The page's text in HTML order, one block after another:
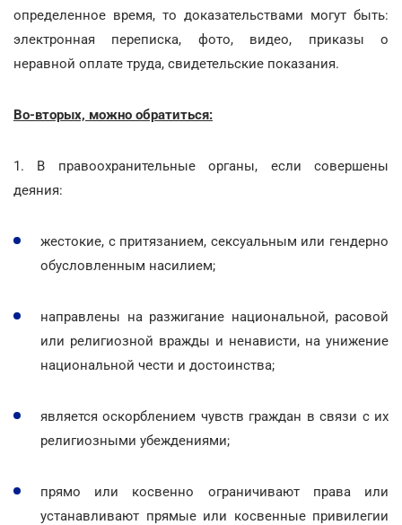
определенное время, то доказательствами могут быть:
электронная переписка, фото, видео, приказы о
неравной оплате труда, свидетельские показания.
Во-вторых, можно обратиться:
1. В правоохранительные органы, если совершены
деяния:
жестокие, с притязанием, сексуальным или гендерно
обусловленным насилием;
направлены на разжигание национальной, расовой
или религиозной вражды и ненависти, на унижение
национальной чести и достоинства;
является оскорблением чувств граждан в связи с их
религиозными убеждениями;
прямо или косвенно ограничивают права или
устанавливают прямые или косвенные привилегии